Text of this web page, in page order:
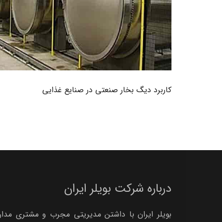
کاربرد دیگ بخار صنعتی در صنایع غذایی
درباره شرکت بویلر ایران
بویلر ایران با داشتن مدیریتی مجرب و مشتری